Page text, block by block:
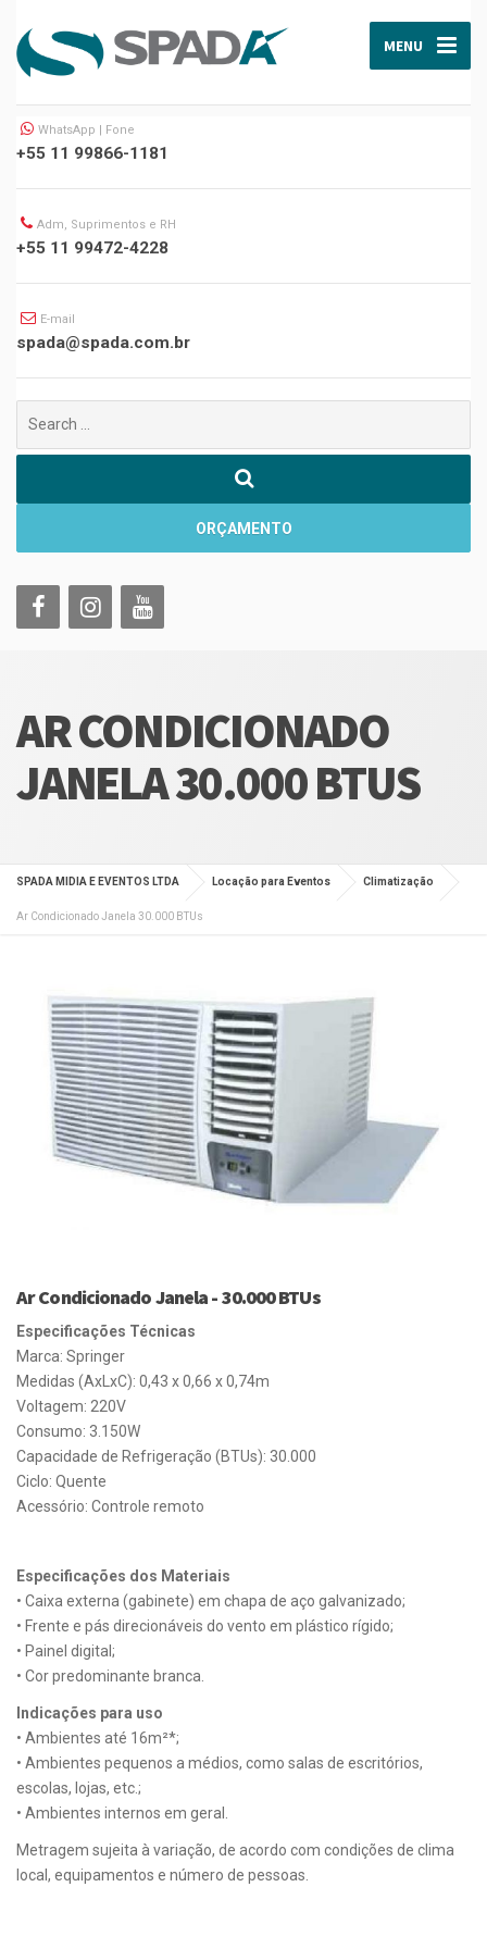
MENU
WhatsApp | Fone
+55 11 99866-1181
Adm, Suprimentos e RH
+55 11 99472-4228
E-mail
spada@spada.com.br
por:
ORÇAMENTO
AR CONDICIONADO
JANELA 30.000 BTUS
SPADA MIDIA E EVENTOS LTDA Locação para Eventos Climatização
Ar Condicionado Janela 30.000 BTUs
Ar Condicionado Janela - 30.000 BTUs
Especificações Técnicas
Marca: Springer
Medidas (AxLxC): 0,43 x 0,66 x 0,74m
Voltagem: 220V
Consumo: 3.150W
Capacidade de Refrigeração (BTUs): 30.000
Ciclo: Quente
Acessório: Controle remoto
Especificações dos Materiais
• Caixa externa (gabinete) em chapa de aço galvanizado;
• Frente e pás direcionáveis do vento em plástico rígido;
• Painel digital;
• Cor predominante branca.
Indicações para uso
• Ambientes até 16m²*;
• Ambientes pequenos a médios, como salas de escritórios,
escolas, lojas, etc.;
• Ambientes internos em geral.
Metragem sujeita à variação, de acordo com condições de clima
local, equipamentos e número de pessoas.